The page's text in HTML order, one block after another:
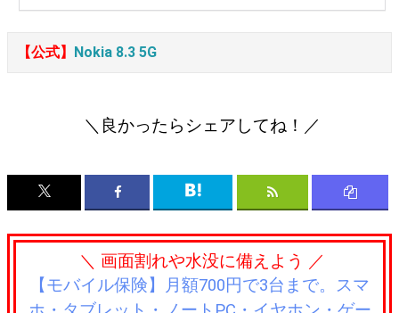
【公式】 Nokia 8.3 5G
＼良かったらシェアしてね！／
＼ 画面割れや水没に備えよう ／
【モバイル保険】月額700円で3台まで。スマ